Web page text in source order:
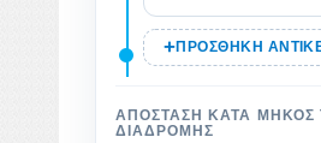
ΠΡΟΣΘΉΚΗ
ΑΠΌΣΤΑΣΗ ΚΑΤΆ ΜΉΚΟΣ
ΔΙΑΔΡΟΜΉΣ